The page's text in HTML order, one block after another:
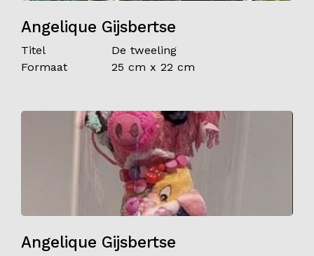
Angelique Gijsbertse
Titel
De tweeling
Formaat
25 cm x 22 cm
Angelique Gijsbertse